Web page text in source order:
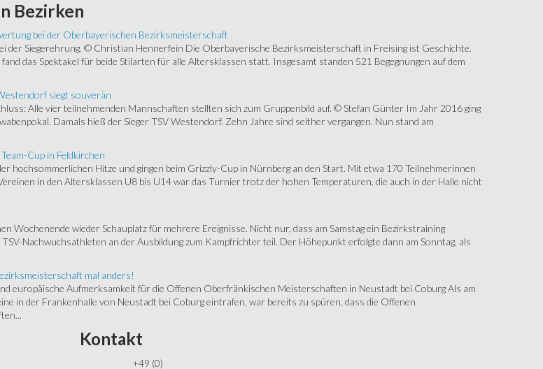
Bezirken
bei der Oberbayerischen Bezirksmeisterschaft
der Siegerehrung. © Christian Hennerfein Die Oberbayerische Bezirksmeisterschaft in Freising ist Geschichte.
das Spektakel für beide Stilarten für alle Altersklassen statt. Insgesamt standen 521 Begegnungen auf dem
siegt souverän
Alle vier teilnehmenden Mannschaften stellten sich zum Gruppenbild auf. © Stefan Günter Im Jahr 2016 ging
Damals hieß der Sieger TSV Westendorf. Zehn Jahre sind seither vergangen. Nun stand am
Cup in Feldkirchen
hochsommerlichen Hitze und gingen beim Grizzly-Cup in Nürnberg an den Start. Mit etwa 170 Teilnehmerinnen
in den Altersklassen U8 bis U14 war das Turnier trotz der hohen Temperaturen, die auch in der Halle nicht
Wochenende wieder Schauplatz für mehrere Ereignisse. Nicht nur, dass am Samstag ein Bezirkstraining
Nachwuchsathleten an der Ausbildung zum Kampfrichter teil. Der Höhepunkt erfolgte dann am Sonntag, als
mal anders!
europäische Aufmerksamkeit für die Offenen Oberfränkischen Meisterschaften in Neustadt bei Coburg Als am
in der Frankenhalle von Neustadt bei Coburg eintrafen, war bereits zu spüren, dass die Offenen
Kontakt
+49 (0)